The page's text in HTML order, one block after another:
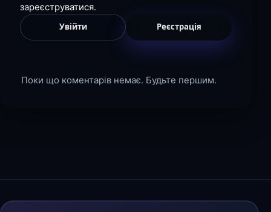
зареєструватися.
Увійти Реєстрація
Поки що коментарів немає. Будьте першим.